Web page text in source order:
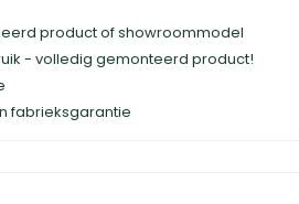
product of showroommodel
- volledig gemonteerd product!
fabrieksgarantie